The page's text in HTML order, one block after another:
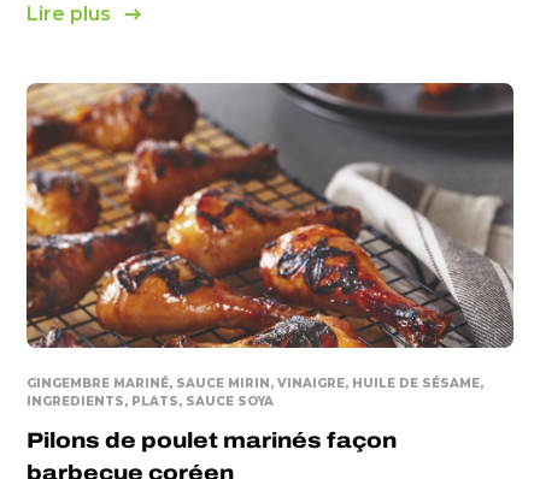
Lire plus
GINGEMBRE MARINÉ, SAUCE MIRIN, VINAIGRE, HUILE DE SÉSAME,
INGREDIENTS, PLATS, SAUCE SOYA
Pilons de poulet marinés façon
barbecue coréen